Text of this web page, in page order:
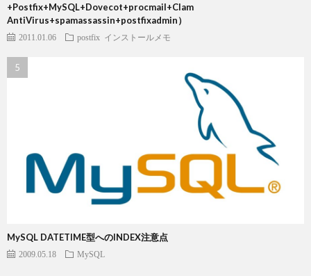
+Postfix+MySQL+Dovecot+procmail+Clam
AntiVirus+spamassassin+postfixadmin）
2011.01.06 postfix インストールメモ
MySQL DATETIME型へのINDEX注意点
2009.05.18 MySQL